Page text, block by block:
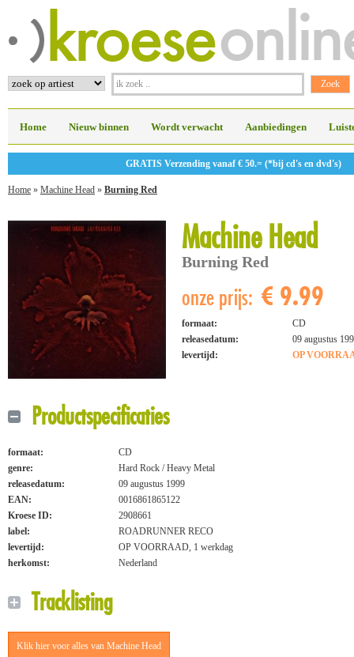
Home Nieuw binnen Wordt verwacht Aanbiedingen
GRATIS Verzending vanaf € 50.= (*bij cd's en dvd's)
Home » Machine Head » Burning Red
Machine Head
Burning Red
onze prijs: € 9.99
formaat:
CD
releasedatum:
09 augustus
levertijd:
OP
Productspecificaties
formaat:
CD
genre:
Hard Rock / Heavy Metal
releasedatum:
09 augustus 1999
EAN:
0016861865122
Kroese ID:
2908661
label:
ROADRUNNER RECO
levertijd:
OP VOORRAAD, 1 werkdag
herkomst:
Nederland
Tracklisting
Klik hier voor alles van Machine Head